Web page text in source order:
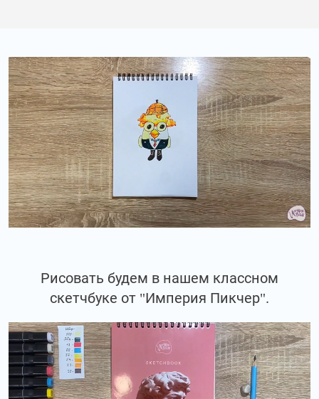
Рисовать будем в нашем классном
скетчбуке от "Империя Пикчер".